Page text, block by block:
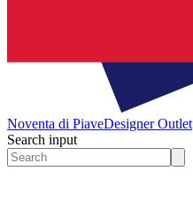
Noventa di PiaveDesigner Outlet
Search input